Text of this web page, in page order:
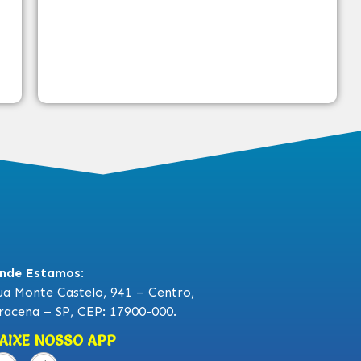
Estamos:
Monte Castelo, 941 – Centro,
– SP, CEP: 17900-000.
NOSSO APP